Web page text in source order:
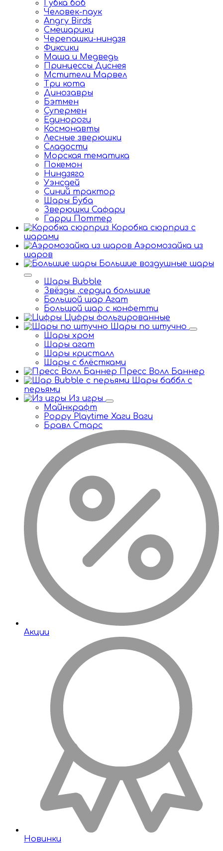
Губка боб
Человек-паук
Angry Birds
Смешарики
Черепашки-ниндзя
Фиксики
Маша и Медведь
Принцессы Диснея
Мстители Марвел
Три кота
Динозавры
Бэтмен
Супермен
Единороги
Космонавты
Лесные зверюшки
Сладости
Морская тематика
Покемон
Ниндзяго
Уэнсдей
Синий трактор
Шары Буба
Зверюшки Сафари
Гарри Поттер
Коробка сюрприз с
шарами
Аэромозайка из
шаров
Большие воздушные шары
Шары Bubble
Звёзды ,сердца большие
Большой шар Агат
Большой шар с конфетти
Цифры фольгированные
Шары по штучно
Шары хром
Шары агат
Шары кристалл
Шары с блёстками
Пресс Волл Баннер
Шары баббл с
перьями
Из игры
Майнкрафт
Poppy Playtime Хаги Ваги
Бравл Старс
Акции
Новинки